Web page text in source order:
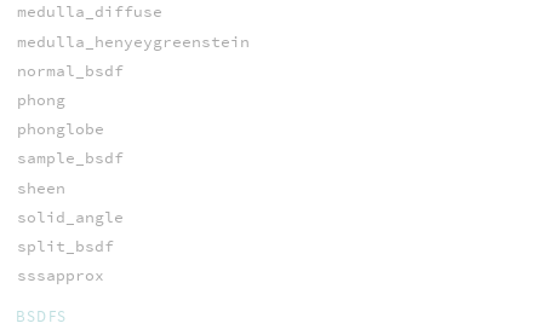
medulla_diffuse
medulla_henyeygreenstein
normal_bsdf
phong
phonglobe
sample_bsdf
sheen
solid_angle
split_bsdf
sssapprox
BSDFS